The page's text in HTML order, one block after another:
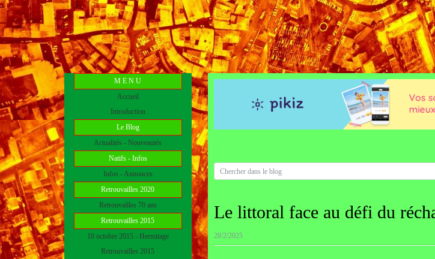
M E N U
Accueil
Introduction
Le Blog
Actualités - Nouveautés
Natifs - Infos
Infos - Annonces
Retrouvailles 2020
Retrouvailles 70 ans
Retrouvailles 2015
10 octobre 2015 - Hermitage
Retrouvailles 2015
Le littoral face au défi du
28/2/2025